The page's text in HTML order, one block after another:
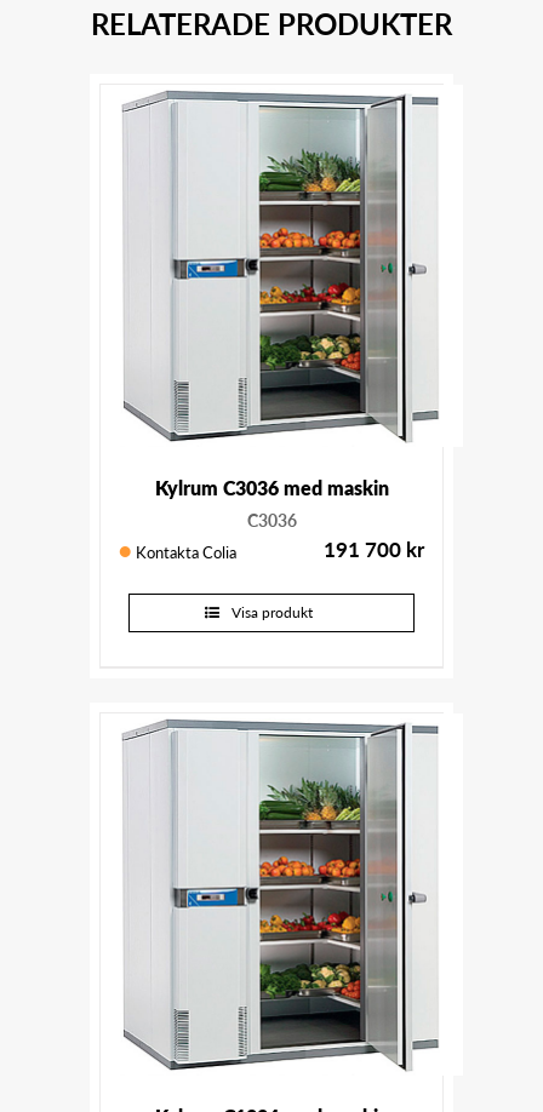
RELATERADE PRODUKTER
Kylrum C3036 med maskin
C3036
Kontakta Colia 191 700 kr
Visa produkt